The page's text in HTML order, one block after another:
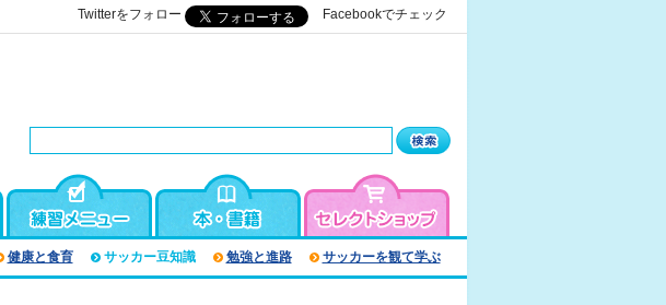
Twitterをフォロー Facebookでチェック
健康と食育 サッカー豆知識 勉強と進路 サッカーを観て学ぶ